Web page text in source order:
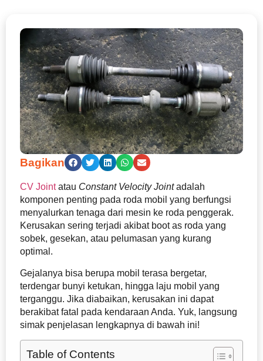
Bagikan
CV Jointatau Constant Velocity Jointadalah
komponen penting pada roda mobil yang berfungsi
menyalurkan tenaga dari mesin ke roda penggerak.
Kerusakan sering terjadi akibat boot as roda yang
sobek, gesekan, atau pelumasan yang kurang
optimal.
Gejalanya bisa berupa mobil terasa bergetar,
terdengar bunyi ketukan, hingga laju mobil yang
terganggu. Jika diabaikan, kerusakan ini dapat
berakibat fatal pada kendaraan Anda. Yuk, langsung
simak penjelasan lengkapnya di bawah ini!
Table of Contents